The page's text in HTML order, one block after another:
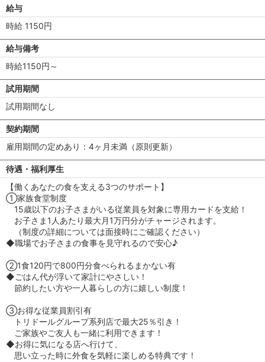
給与
時給 1150円
給与備考
時給1150円～
試用期間
試用期間なし
契約期間
雇用期間の定めあり：4ヶ月未満（原則更新）
待遇・福利厚生
【働くあなたの食を支える3つのサポート】
①家族食堂制度
15歳以下のお子さまがいる従業員を対象に専用カードを支給！
お子さま1人あたり最大月1万円分がチャージされます。
（制度の詳細については面接時にご確認ください）
◆職場でお子さまの食事を見守れるので安心♪
②1食120円で800円分食べられるまかない有
◆ごはん代が浮いて家計にやさしい！
節約したい方や一人暮らしの方に嬉しい制度！
③お得な従業員割引有
トリドールグループ系列店で最大25％引き！
ご家族やご友人も一緒に利用できます！
◆お得に気になる店へ行けて、
思い立った時に外食を気軽に楽しめる特典です！